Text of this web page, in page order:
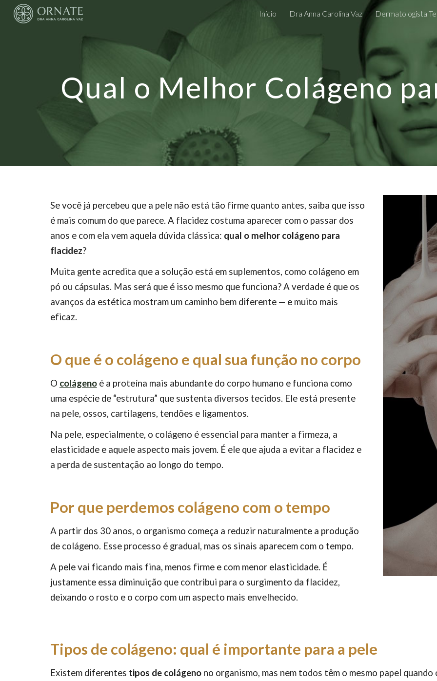
Skip to main content Skip to
Início Dra Anna Carolina Vaz Dermatologista
Qual o Melhor Colágeno
Se você já percebeu que a pele não está tão firme quanto antes, saiba que isso
é mais comum do que parece. A flacidez costuma aparecer com o passar dos
anos e com ela vem aquela dúvida clássica: qual o melhor colágeno para
flacidez?
Muita gente acredita que a solução está em suplementos, como colágeno em
pó ou cápsulas. Mas será que é isso mesmo que funciona? A verdade é que os
avanços da estética mostram um caminho bem diferente — e muito mais
eficaz.
O que é o colágeno e qual sua função no corpo
O colágenoé a proteína mais abundante do corpo humano e funciona como
uma espécie de “estrutura” que sustenta diversos tecidos. Ele está presente
na pele, ossos, cartilagens, tendões e ligamentos.
Na pele, especialmente, o colágeno é essencial para manter a firmeza, a
elasticidade e aquele aspecto mais jovem. É ele que ajuda a evitar a flacidez e
a perda de sustentação ao longo do tempo.
Por que perdemos colágeno com o tempo
A partir dos 30 anos, o organismo começa a reduzir naturalmente a produção
de colágeno. Esse processo é gradual, mas os sinais aparecem com o tempo.
A pele vai ficando mais fina, menos firme e com menor elasticidade. É
justamente essa diminuição que contribui para o surgimento da flacidez,
deixando o rosto e o corpo com um aspecto mais envelhecido.
Tipos de colágeno: qual é importante para a pele
Existem diferentes tipos de colágenono organismo, mas nem todos têm o mesmo papel